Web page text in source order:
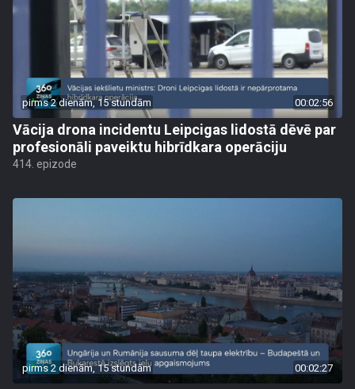
pirms 2 dienām, 15 stundām 00:02:56
Vācija drona incidentu Leipcigas lidostā dēvē par
profesionāli paveiktu hibrīdkara operāciju
414. epizode
pirms 2 dienām, 15 stundām 00:02:27